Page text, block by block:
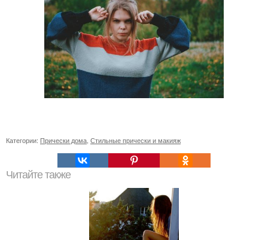
Категории: Прически дома Стильные прически и макияж
Читайте также